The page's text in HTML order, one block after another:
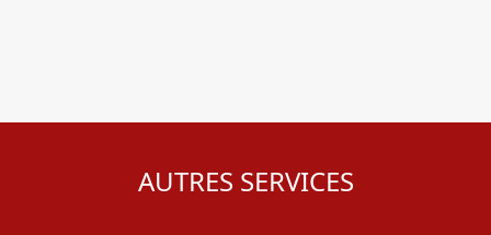
AUTRES SERVICES